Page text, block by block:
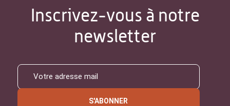
Inscrivez-vous à notre
newsletter
S'ABONNER